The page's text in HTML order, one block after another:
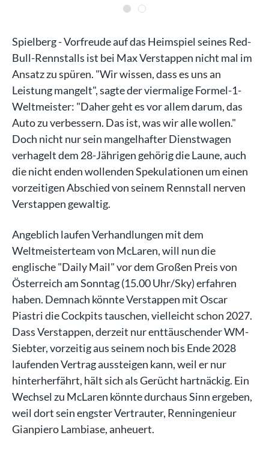
Spielberg - Vorfreude auf das Heimspiel seines Red-
Bull-Rennstalls ist bei Max Verstappen nicht mal im
Ansatz zu spüren. "Wir wissen, dass es uns an
Leistung mangelt", sagte der viermalige Formel-1-
Weltmeister: "Daher geht es vor allem darum, das
Auto zu verbessern. Das ist, was wir alle wollen."
Doch nicht nur sein mangelhafter Dienstwagen
verhagelt dem 28-Jährigen gehörig die Laune, auch
die nicht enden wollenden Spekulationen um einen
vorzeitigen Abschied von seinem Rennstall nerven
Verstappen gewaltig.
Angeblich laufen Verhandlungen mit dem
Weltmeisterteam von McLaren, will nun die
englische "Daily Mail" vor dem Großen Preis von
Österreich am Sonntag (15.00 Uhr/Sky) erfahren
haben. Demnach könnte Verstappen mit Oscar
Piastri die Cockpits tauschen, vielleicht schon 2027.
Dass Verstappen, derzeit nur enttäuschender WM-
Siebter, vorzeitig aus seinem noch bis Ende 2028
laufenden Vertrag aussteigen kann, weil er nur
hinterherfährt, hält sich als Gerücht hartnäckig. Ein
Wechsel zu McLaren könnte durchaus Sinn ergeben,
weil dort sein engster Vertrauter, Renningenieur
Gianpiero Lambiase, anheuert.